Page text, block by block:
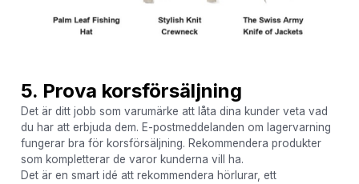
5. Prova korsförsäljning
Det är ditt jobb som varumärke att låta dina kunder veta vad
du har att erbjuda dem. E-postmeddelanden om lagervarning
fungerar bra för korsförsäljning. Rekommendera produkter
som kompletterar de varor kunderna vill ha.
Det är en smart idé att rekommendera hörlurar, ett